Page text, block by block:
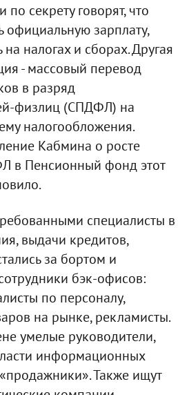
секрету говорят, что
официальную зарплату,
налогах и сборах. Другая
- массовый перевод
в разряд
физлиц (СПДФЛ) на
налогообложения.
Кабмина о росте
в Пенсионный фонд этот
специалисты в
выдачи кредитов,
за бортом и
бэк-офисов:
по персоналу,
на рынке, рекламисты.
умелые руководители,
информационных
Также ищут